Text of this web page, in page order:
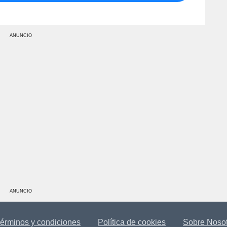
ANUNCIO
ANUNCIO
y condiciones Política de cookies Sobre